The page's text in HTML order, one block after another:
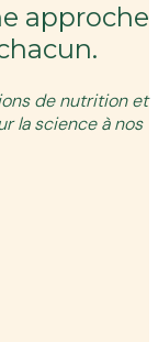
approche
de nutrition et
la science à nos